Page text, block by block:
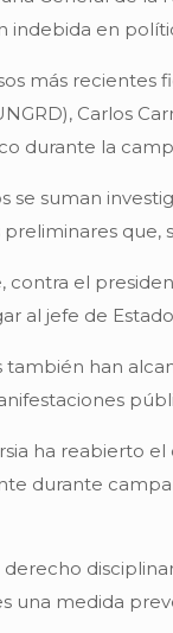
indebida en
más recientes
Carlos
durante la
se suman
que,
contra el
al jefe de
también han
ha reabierto
durante
una medida